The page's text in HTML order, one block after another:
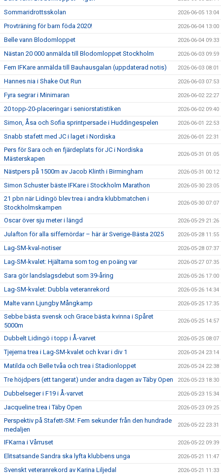
Sommaridrottsskolan 2026-06-05 13:04
Provträning för barn föda 2020! 2026-06-04 13:00
Belle vann Blodomloppet 2026-06-04 09:33
Nästan 20 000 anmälda till Blodomloppet Stockholm 2026-06-03 09:59
Fem IFKare anmälda till Bauhausgalan (uppdaterad notis) 2026-06-03 08:01
Hannes nia i Shake Out Run 2026-06-03 07:53
Fyra segrar i Minimaran 2026-06-02 22:27
20 topp-20-placeringar i seniorstatistiken 2026-06-02 09:40
Simon, Åsa och Sofia sprintpersade i Huddingespelen 2026-06-01 22:53
Snabb stafett med JC i laget i Nordiska 2026-06-01 22:31
Pers för Sara och en fjärdeplats för JC i Nordiska
Mästerskapen
2026-05-31 01:05
Nästpers på 1500m av Jacob Klinth i Birmingham 2026-05-31 00:12
Simon Schuster bäste IFKare i Stockholm Marathon 2026-05-30 23:05
21 pbn när Lidingö blev trea i andra klubbmatchen i
Stockholmskampen
2026-05-30 07:07
Oscar över sju meter i längd 2026-05-29 21:26
Julafton för alla siffernördar – här är Sverige-Bästa 2025 2026-05-28 11:55
Lag-SM-kval-notiser 2026-05-28 07:37
Lag-SM-kvalet: Hjältarna som tog en poäng var 2026-05-27 07:35
Sara gör landslagsdebut som 39-åring 2026-05-26 17:00
Lag-SM-kvalet: Dubbla veteranrekord 2026-05-26 14:34
Malte vann Ljungby Mångkamp 2026-05-25 17:35
Sebbe bästa svensk och Grace bästa kvinna i Spåret
5000m
2026-05-25 14:57
Dubbelt Lidingö i topp i Å-varvet 2026-05-25 08:07
Tjejerna trea i Lag-SM-kvalet och kvar i div 1 2026-05-24 23:14
Matilda och Belle tvåa och trea i Stadionloppet 2026-05-24 22:38
Tre höjdpers (ett tangerat) under andra dagen av Täby Open 2026-05-23 18:30
Dubbelseger i F19 i Å-varvet 2026-05-23 15:34
Jacqueline trea i Täby Open 2026-05-23 09:25
Perspektiv på Stafett-SM: Fem sekunder från den hundrade
medaljen
2026-05-22 23:31
IFKarna i Vårruset 2026-05-22 09:39
Elitsatsande Sandra ska lyfta klubbens unga 2026-05-21 11:47
Svenskt veteranrekord av Karina Liljedal 2026-05-21 11:33